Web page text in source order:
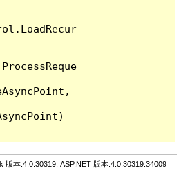
版本:4.0.30319; ASP.NET 版本:4.0.30319.34009